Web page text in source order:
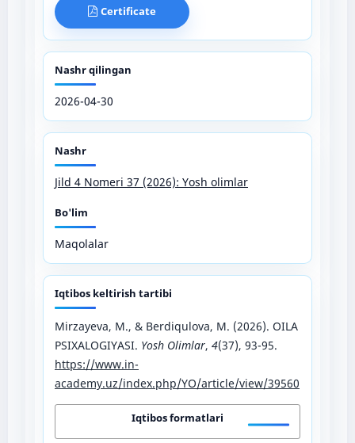
Certificate
Nashr qilingan
2026-04-30
Nashr
Jild 4 Nomeri 37 (2026): Yosh olimlar
Bo'lim
Maqolalar
Iqtibos keltirish tartibi
Mirzayeva, M., & Berdiqulova, M. (2026). OILA
PSIXALOGIYASI. Yosh Olimlar, 4(37), 93-95.
https://www.in-
academy.uz/index.php/YO/article/view/39560
Iqtibos formatlari